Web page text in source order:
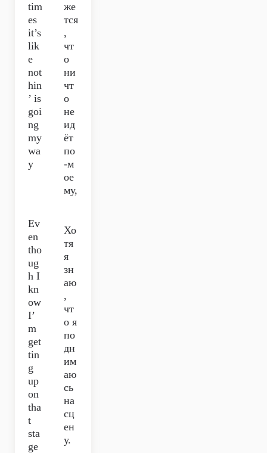
tim
es
it’s
lik
e
not
hin
’ is
goi
ng
my
wa
y
же
тся
,
чт
о
ни
чт
о
не
ид
ёт
по
-м
ое
му,
Ev
en
tho
ug
h I
kn
ow
I’
m
get
tin
g
up
on
tha
t
sta
ge
Хо
тя
я
зн
аю
,
чт
о я
по
дн
им
аю
сь
на
сц
ен
у.